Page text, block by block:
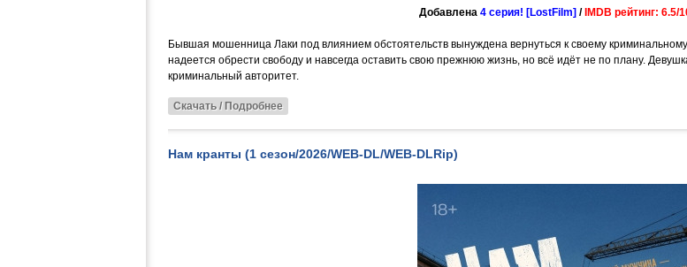
Добавлена 4 серия! [LostFilm] / IMDB рейтинг: 6.5/
Бывшая мошенница Лаки под влиянием обстоятельств вынуждена вернуться к своему
надеется обрести свободу и навсегда оставить свою прежнюю жизнь, но всё идёт не по плану.
криминальный авторитет.
Скачать / Подробнее
Нам кранты (1 сезон/2026/WEB-DL/WEB-DLRip)